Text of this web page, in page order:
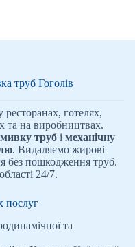
труб Гоголів
готелях,
та на виробництвах.
труб і механічну
. Видаляємо жирові
без пошкодження труб.
24/7.
послуг
та